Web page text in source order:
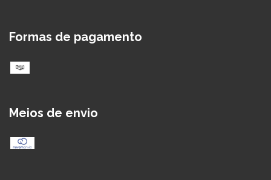
Formas de pagamento
Meios de envio